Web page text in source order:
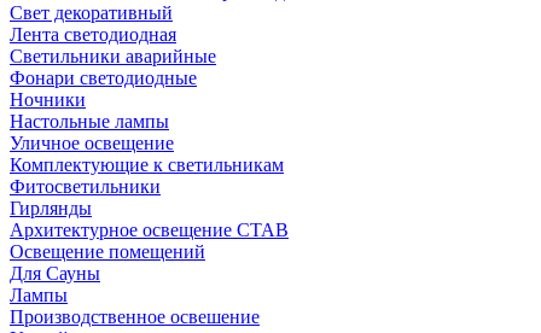
Свет декоративный
Лента светодиодная
Светильники аварийные
Фонари светодиодные
Ночники
Настольные лампы
Уличное освещение
Комплектующие к светильникам
Фитосветильники
Гирлянды
Архитектурное освещение СТАВ
Освещение помещений
Для Сауны
Лампы
Производственное освешение